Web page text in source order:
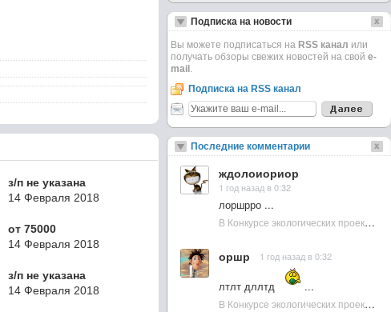
з/п не указана
14 Февраля 2018
от 75000
14 Февраля 2018
з/п не указана
14 Февраля 2018
Подписка на новости
Вы можете подписаться на RSS канал или
получать обзоры свежих новостей на свой e-
mail .
Подписка на RSS канал
Последние комментарии
ждолоиориор
1 год назад в 0:32
лоршрро ...
В Конкурсе экологических проектов в Подмосковье активно участвовала молодежь :: NewsRbk.ru...
оршр 1 год назад в 0:32
лтлт дллтд
...
В Конкурсе экологических проектов в Подмосковье активно участвовала молодежь :: NewsRbk.ru...